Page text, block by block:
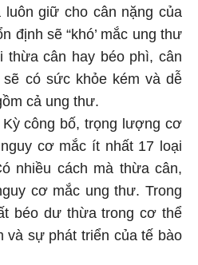
giữ cho cân nặng của
định sẽ “khó’ mắc ung thư
cân hay béo phì, cân
có sức khỏe kém và dễ
cả ung thư.
công bố, trọng lượng cơ
cơ mắc ít nhất 17 loại
nhiều cách mà thừa cân,
cơ mắc ung thư. Trong
béo dư thừa trong cơ thể
và sự phát triển của tế bào